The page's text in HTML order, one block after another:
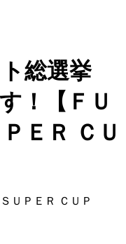
総選挙
！【ＦＵ
ＥＲ ＣＵ
ＵＰＥＲ ＣＵＰ